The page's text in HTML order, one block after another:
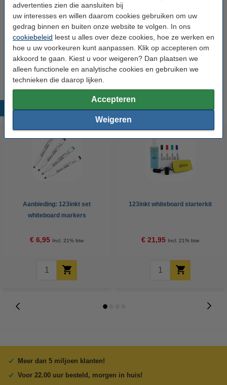
advertenties zien die aansluiten bij
uw interesses en willen daarom cookies gebruiken om uw
gedrag binnen en buiten onze website te volgen. In ons
cookiebeleid leest u alles over deze cookies, hoe ze werken en
hoe u uw voorkeuren kunt aanpassen. Klik op accepteren om
akkoord te gaan. Kiest u voor weigeren? Dan plaatsen we
alleen functionele en analytische cookies en gebruiken we
technieken die daarop lijken.
Accepteren
Weigeren
123inkt magneten 20 mm zwart (10 stuks)
Let op: Dit artikel wordt vanwege het formaat binnen 3 werkdagen
Populaire producten
Aanbieding: 123inkt set
whiteboard markers
rond)
€ 6,95 Incl. 21% btw
123inkt whiteboard starterkit
€ 21,95 Incl. 21% btw
Meer dan 5 miljoen klanten!
Voor 22.00 uur besteld, morgen in huis!